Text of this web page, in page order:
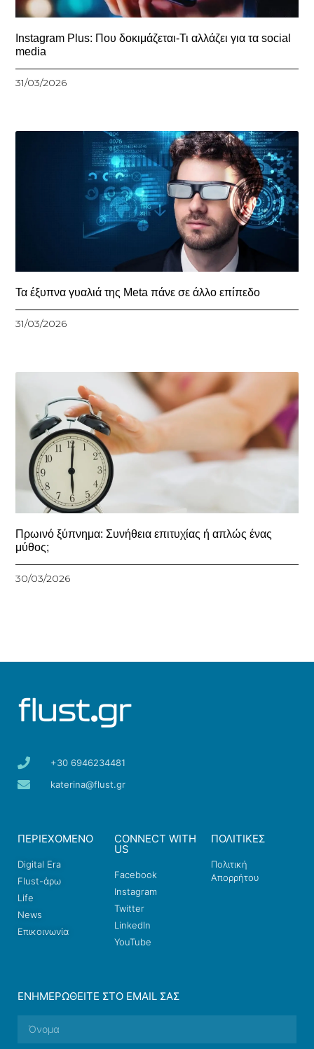
Instagram Plus: Που δοκιμάζεται-Τι αλλάζει για τα social
media
31/03/2026
Τα έξυπνα γυαλιά της Meta πάνε σε άλλο επίπεδο
31/03/2026
Πρωινό ξύπνημα: Συνήθεια επιτυχίας ή απλώς ένας
μύθος;
30/03/2026
+30 6946234481
katerina@flust.gr
ΠΕΡΙΕΧΟΜΕΝΟ
Digital Era
Flust-άρω
Life
News
Επικοινωνία
CONNECT WITH
US
Facebook
Instagram
Twitter
LinkedIn
YouTube
ΠΟΛΙΤΙΚΕΣ
Πολιτική
Απορρήτου
ΕΝΗΜΕΡΩΘΕΊΤΕ ΣΤΟ EMAIL ΣΑΣ